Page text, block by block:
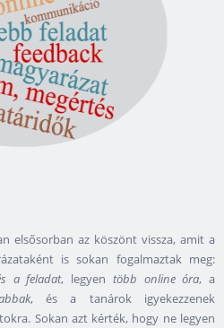
elsősorban az köszönt vissza, amit a
is sokan fogalmaztak meg:
a feladat, legyen több online óra, a
, és a tanárok igyekezzenek
Sokan azt kérték, hogy ne legyen